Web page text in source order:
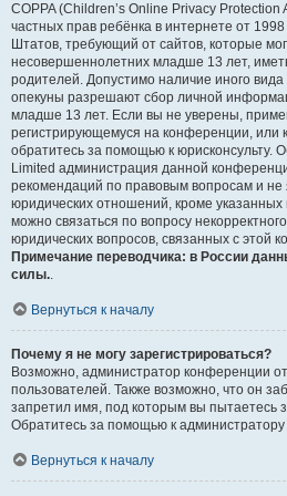
COPPA (Children’s Online Privacy
частных прав ребёнка в интернете от
Штатов, требующий от сайтов, которые
несовершеннолетних младше 13 лет,
родителей. Допустимо наличие иного
опекуны разрешают сбор личной
младше 13 лет. Если вы не уверены,
регистрирующемуся на конференции, или
обратитесь за помощью к юрисконсульту.
Limited администрация данной
рекомендаций по правовым вопросам и не
юридических отношений, кроме указанных
можно связаться по вопросу
юридических вопросов, связанных с этой
Примечание переводчика: в России
силы..
Вернуться к началу
Почему я не могу зарегистрироваться?
Возможно, администратор конференции
пользователей. Также возможно, что он
запретил имя, под которым вы пытаетесь
Обратитесь за помощью к
Вернуться к началу